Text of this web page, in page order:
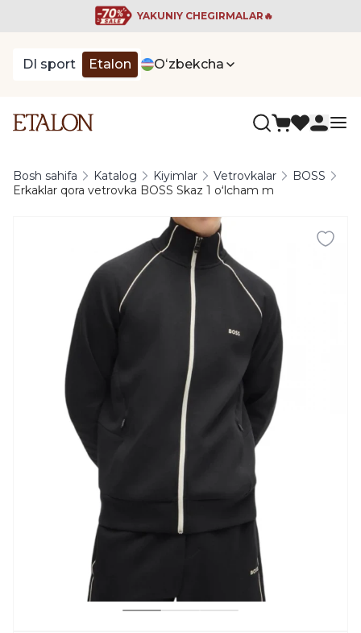
YAKUNIY CHEGIRMALAR🔥
DI sport Etalon Oʻzbekcha
Bosh sahifa Katalog Kiyimlar Vetrovkalar
BOSS
Erkaklar qora vetrovka BOSS Skaz 1 oʻlcham m